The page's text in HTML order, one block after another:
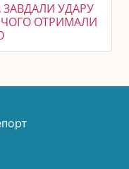
ЗАВДАЛИ УДАРУ
ОТРИМАЛИ